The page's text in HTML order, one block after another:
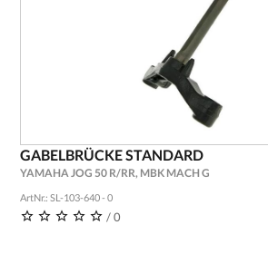
GABELBRÜCKE STANDARD
YAMAHA JOG 50 R/RR, MBK MACH G
ArtNr.: SL-103-640 - 0
/ 0